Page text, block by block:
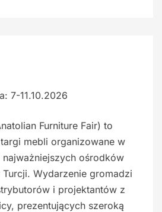
7-11.10.2026
Furniture Fair) to
mebli organizowane w
ośrodków
Wydarzenie gromadzi
i projektantów z
prezentujących szeroką